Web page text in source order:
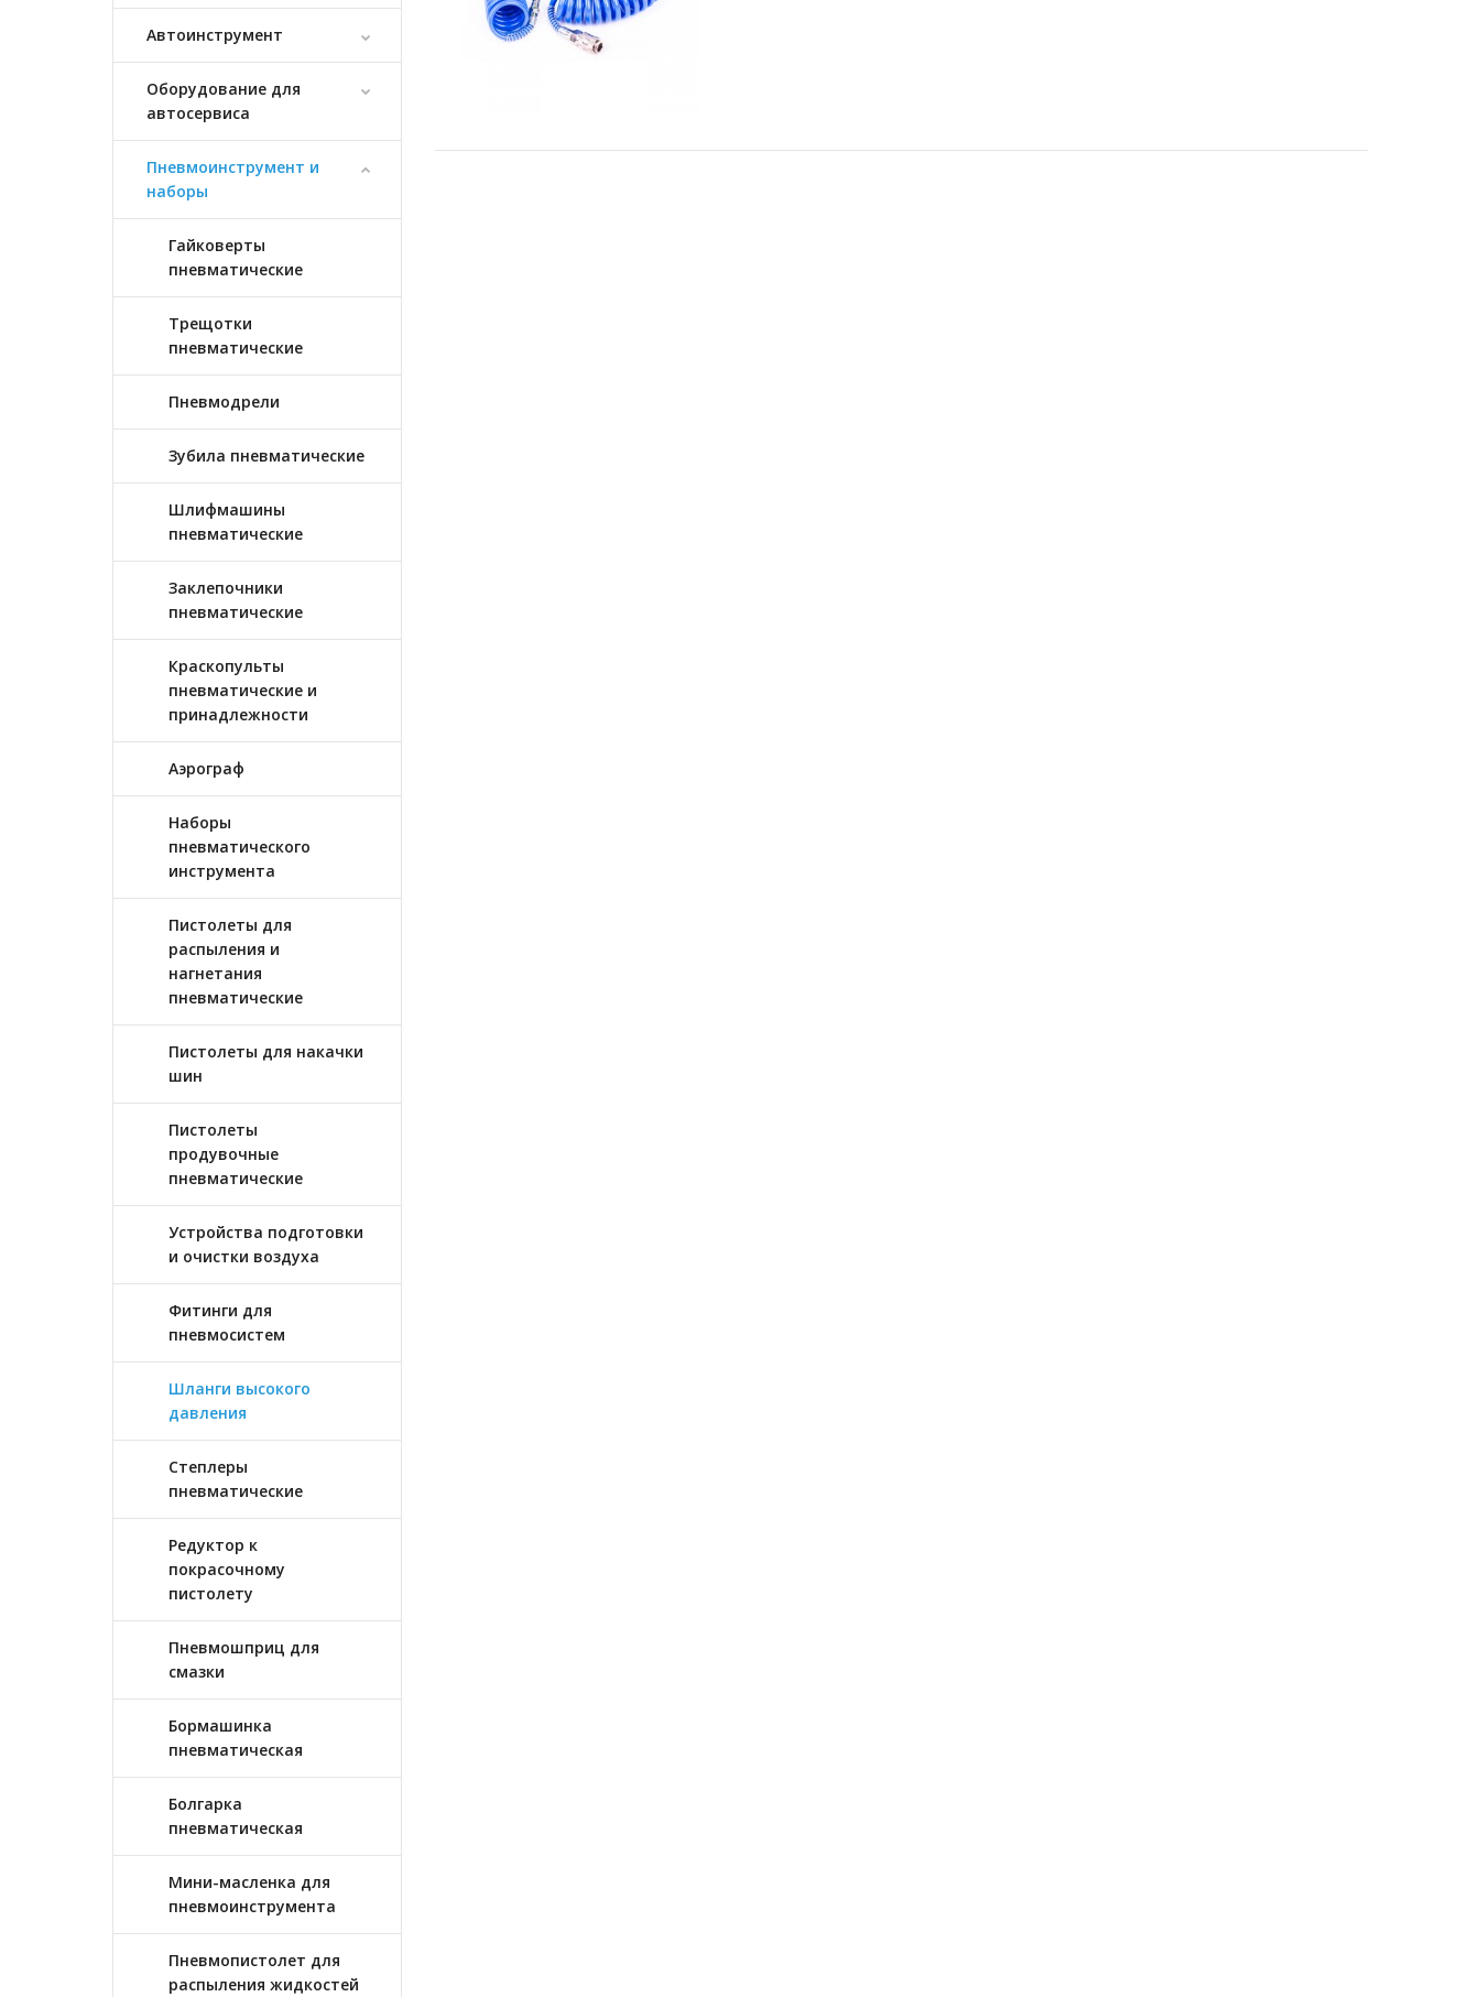
Автоинструмент
Оборудование для
автосервиса
Пневмоинструмент и
наборы
Гайковерты
пневматические
Трещотки
пневматические
Пневмодрели
Зубила пневматические
Шлифмашины
пневматические
Заклепочники
пневматические
Краскопульты
пневматические и
принадлежности
Аэрограф
Наборы
пневматического
инструмента
Пистолеты для
распыления и
нагнетания
пневматические
Пистолеты для накачки
шин
Пистолеты
продувочные
пневматические
Устройства подготовки
и очистки воздуха
Фитинги для
пневмосистем
Шланги высокого
давления
Степлеры
пневматические
Редуктор к
покрасочному
пистолету
Пневмошприц для
смазки
Бормашинка
пневматическая
Болгарка
пневматическая
Мини-масленка для
пневмоинструмента
Пневмопистолет для
распыления жидкостей